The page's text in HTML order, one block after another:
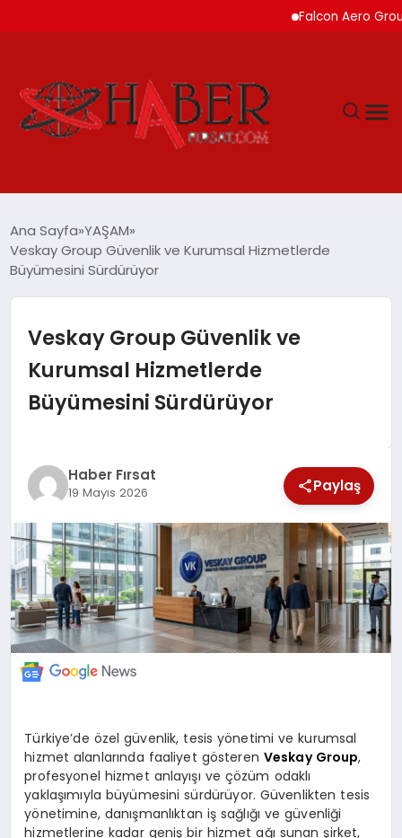
Falcon Aero Group,
SPOR
SAĞLIK
MAGAZİN
EĞİTİM
DÜNYA
Ana Sayfa YAŞAM
Veskay Group Güvenlik ve Kurumsal Hizmetlerde
Büyümesini Sürdürüyor
Veskay Group Güvenlik ve
Kurumsal Hizmetlerde
Büyümesini Sürdürüyor
Haber Fırsat
19 Mayıs 2026 Paylaş
Türkiye’de özel güvenlik, tesis yönetimi ve kurumsal
hizmet alanlarında faaliyet gösteren Veskay Group,
profesyonel hizmet anlayışı ve çözüm odaklı
yaklaşımıyla büyümesini sürdürüyor. Güvenlikten tesis
yönetimine, danışmanlıktan iş sağlığı ve güvenliği
hizmetlerine kadar geniş bir hizmet ağı sunan şirket,